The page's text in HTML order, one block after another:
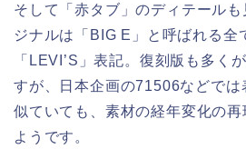
そして「赤タブ」のディテールも
ジナルは「BIG E」と呼ばれる全
「LEVI’S」表記。復刻版も多く
すが、日本企画の71506などでは
似ていても、素材の経年変化の
ようです。